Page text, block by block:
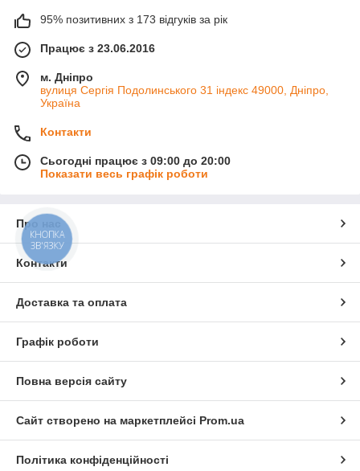
95% позитивних з 173 відгуків за рік
Працює з 23.06.2016
м. Дніпро
вулиця Сергія Подолинського 31 індекс 49000, Дніпро,
Україна
Контакти
Сьогодні працює з 09:00 до 20:00
Показати весь графік роботи
Про нас
Контакти
Доставка та оплата
Графік роботи
Повна версія сайту
Сайт створено на маркетплейсі Prom.ua
Політика конфіденційності
КНОПКА
ЗВ'ЯЗКУ